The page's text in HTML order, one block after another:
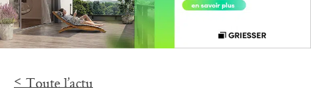
Toute l’actu